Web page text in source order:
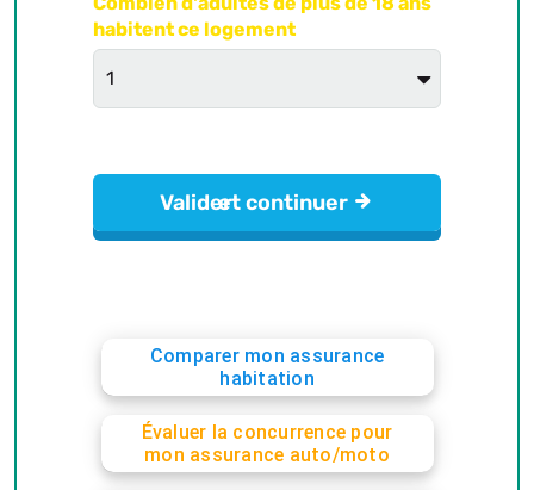
Comparer mon assurance
habitation
Évaluer la concurrence pour
mon assurance auto/moto